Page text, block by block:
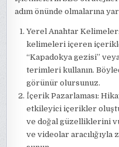
adım önünde olmalarına
Yerel Anahtar
kelimeleri içeren
“Kapadokya gezisi”
terimleri kullanın.
görünür olursunuz.
İçerik Pazarlaması:
etkileyici içerikler
ve doğal güzelliklerini
ve videolar